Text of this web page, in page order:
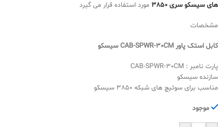
های سیسکو سری 3850
مورد استفاده قرار می گیرد
مشخصات
کابل استک پاور CAB-SPWR-30CM سیسکو
پارت نامبر : CAB-SPWR-30CM
سازنده سیسکو
مناسب برای سوئیچ های شبکه 3850 سیسکو
موجود